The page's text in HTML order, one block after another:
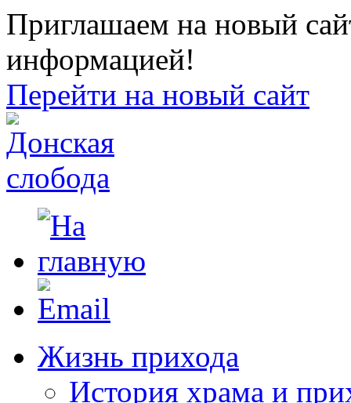
Приглашаем на новый
информацией!
Перейти на новый сайт
Жизнь прихода
История храма и